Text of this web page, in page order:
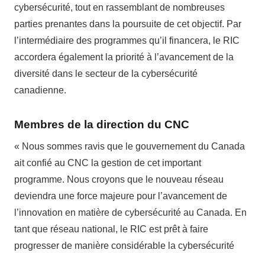
cybersécurité, tout en rassemblant de nombreuses
parties prenantes dans la poursuite de cet objectif. Par
l’intermédiaire des programmes qu’il financera, le RIC
accordera également la priorité à l’avancement de la
diversité dans le secteur de la cybersécurité
canadienne.
Membres de la direction du CNC
« Nous sommes ravis que le gouvernement du Canada
ait confié au CNC la gestion de cet important
programme. Nous croyons que le nouveau réseau
deviendra une force majeure pour l’avancement de
l’innovation en matière de cybersécurité au Canada. En
tant que réseau national, le RIC est prêt à faire
progresser de manière considérable la cybersécurité